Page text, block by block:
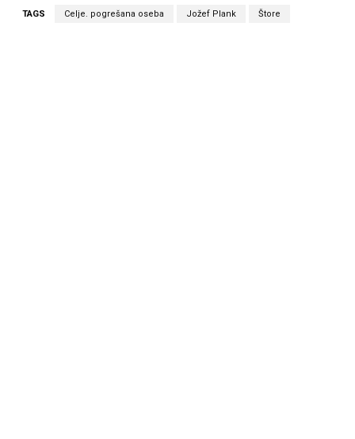
TAGS Celje. pogrešana oseba Jožef Plank Štore